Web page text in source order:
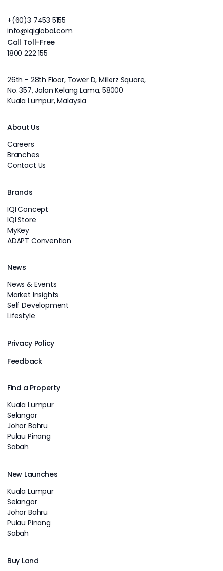
+(60)3 7453 5155
info@iqiglobal.com
Call Toll-Free
1800 222 155
26th - 28th Floor, Tower D, Millerz Square,
No. 357, Jalan Kelang Lama, 58000
Kuala Lumpur, Malaysia
About Us
Careers
Branches
Contact Us
Brands
IQI Concept
IQI Store
MyKey
ADAPT Convention
News
News & Events
Market Insights
Self Development
Lifestyle
Privacy Policy
Feedback
Find a Property
Kuala Lumpur
Selangor
Johor Bahru
Pulau Pinang
Sabah
New Launches
Kuala Lumpur
Selangor
Johor Bahru
Pulau Pinang
Sabah
Buy Land